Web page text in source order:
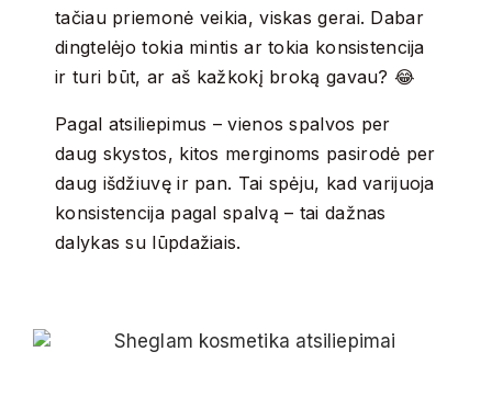
tačiau priemonė veikia, viskas gerai. Dabar
dingtelėjo tokia mintis ar tokia konsistencija
ir turi būt, ar aš kažkokį broką gavau? 😂
Pagal atsiliepimus – vienos spalvos per
daug skystos, kitos merginoms pasirodė per
daug išdžiuvę ir pan. Tai spėju, kad varijuoja
konsistencija pagal spalvą – tai dažnas
dalykas su lūpdažiais.